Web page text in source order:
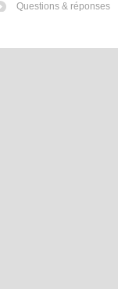
Questions & réponses